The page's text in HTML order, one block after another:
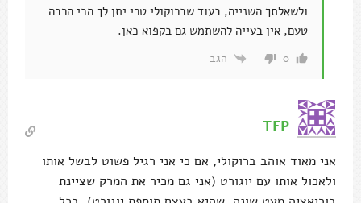
ולשאלתך השנייה, בעוד שברוקולי טרי יתן לך הכי הרבה
טעם, אין בעייה להשתמש גם בקפוא כאן.
0 הגב
TFP
אני מאוד אוהב ברוקולי, אם כי אני רגיל פשוט לבשל אותו
ולאכול אותו עם יוגורט (אני גם מכיר את המרק שציינת